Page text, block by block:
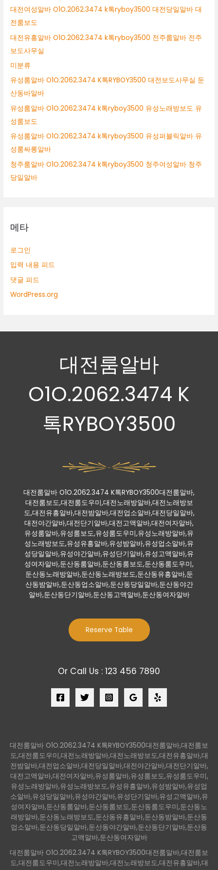
대전여성알바 O1O.2062.3474 k톡ryboy3500 대전당일알바 대
전룸보도
대전유흥알바 O1O.2062.3474 k톡ryboy3500 전주룸알바 전주
보도사무실
미분류
유성룸알바 O1O.2062.3474 K톡RYBOY3500 대전보도사무실 둔
산동바알바
유성룸알바 O1O.2062.3474 k톡ryboy3500 유성노래방보도 유
성룸보도
유성룸알바 O1O.2062.3474 k톡ryboy3500 유성퍼블릭알바 유
성룸싸롱알바
청주룸알바 O1O.2062.3474 k톡ryboy3500 청주여성알바 청주
당일알바
메타
로그인
입력 내용 피드
댓글 피드
WordPress.org
대전룸알바
O1O.2062.3474 K
톡RYBOY3500
대전룸알바 O1O.2062.3474 K톡RYBOY3500대전룸알바,
대전룸보도,대전룸도우미,대전노래방알바,대전노래방보
도,대전유흥알바,대전밤알바,대전업소알바,대전당일알바,
대전야간알바,대전단기알바,대전고액알바,대전여자알바,
유성룸알바,유성룸보도,유성룸도우미,유성노래방알바,유
성노래방보도,유성유흥알바,유성밤알바,유성업소알바,유
성당일알바,유성야간알바,유성단기알바,유성고액알바,유
성여자알바,둔산동룸알바,둔산동룸보도,둔산동룸도우미,
둔산동노래방알바,둔산동노래방보도,둔산동유흥알바,둔
산동밤알바,둔산동업소알바,둔산동당일알바,둔산동야간
알바,둔산동단기알바,둔산동고액알바,둔산동여자알바
Reserve Table
Or Call Us : 123 456 7890
대전룸알바 O1O.2062.3474 K톡RYBOY3500대전룸알바,대전룸보
도,대전룸도우미,대전노래방알바,대전노래방보도,대전유흥알바,대
전밤알바,대전업소알바,대전당일알바,대전야간알바,대전단기알바,
대전고액알바,대전여자알바,유성룸알바,유성룸보도,유성룸도우미,
유성노래방알바,유성노래방보도,유성유흥알바,유성밤알바,유성업
소알바,유성당일알바,유성야간알바,유성단기알바,유성고액알바,유
성여자알바,둔산동룸알바,둔산동룸보도,둔산동룸도우미,둔산동노
래방알바,둔산동노래방보도,둔산동유흥알바,둔산동밤알바,둔산동
업소알바,둔산동당일알바,둔산동야간알바,둔산동단기알바,둔산동
고액알바,둔산동여자알바
대전룸알바 O1O.2062.3474 K톡RYBOY3500대전룸알바,대전룸보
도,대전룸도우미,대전노래방알바,대전노래방보도,대전유흥알바,대